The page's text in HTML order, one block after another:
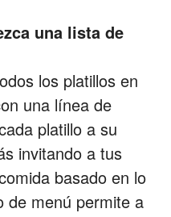
una lista de
los platillos en
una línea de
platillo a su
invitando a tus
basado en lo
de menú permite a